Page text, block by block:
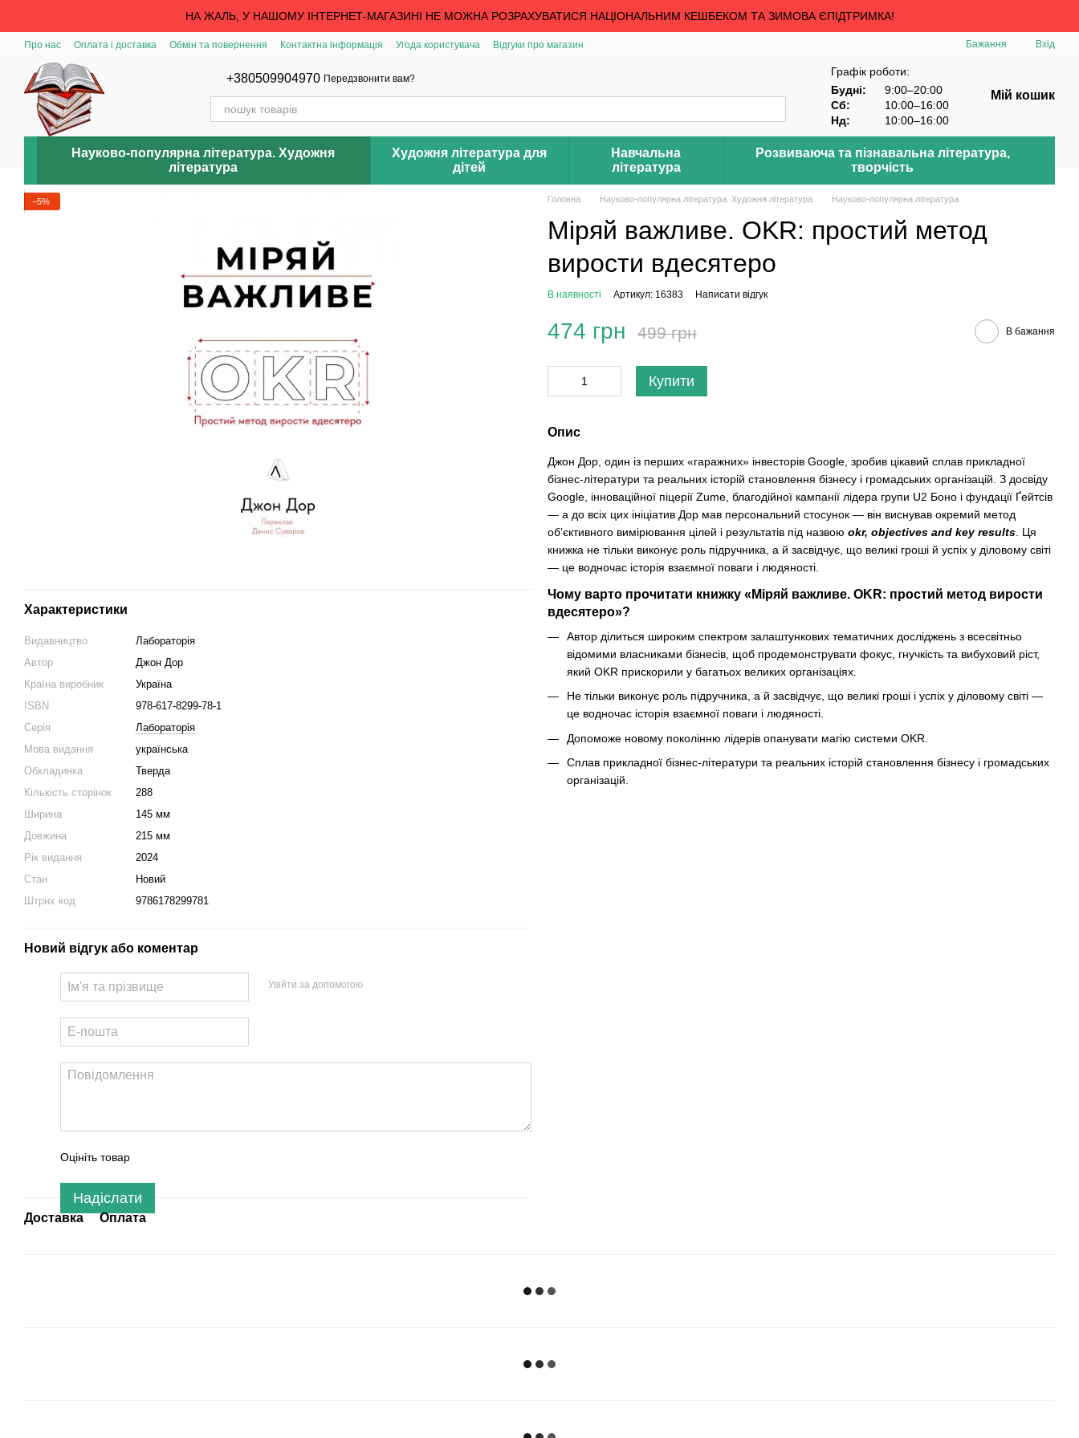
НА ЖАЛЬ, У НАШОМУ ІНТЕРНЕТ-МАГАЗИНІ НЕ МОЖНА РОЗРАХУВАТИСЯ НАЦІОНАЛЬНИМ КЕШБЕКОМ ТА ЗИМОВА ЄПІДТРИМКА!
Про нас Оплата і доставка Обмін та повернення Контактна інформація Угода користувача Відгуки про магазин Бажання Вхід
+380509904970 Передзвонити вам?
Графік роботи:
Будні:
9:00–20:00
Сб:
10:00–16:00
Нд:
10:00–16:00
Мій кошик
Науково-популярна література. Художня
література
Художня література для
дітей
Навчальна
література
Розвиваюча та пізнавальна література,
творчість
−5%
Характеристики
Видавництво
Лабораторія
Автор
Джон Дор
Країна виробник
Україна
ISBN
978-617-8299-78-1
Серія
Лабораторія
Мова видання
українська
Обкладинка
Тверда
Кількість сторінок
288
Ширина
145 мм
Довжина
215 мм
Рік видання
2024
Стан
Новий
Штрих код
9786178299781
Новий відгук або коментар
Увійти за допомогою
Оцініть товар
Надіслати
Доставка Оплата
Головна Науково-популярна література. Художня література Науково-популярна література
Міряй важливе. OKR: простий метод
вирости вдесятеро
В наявності Артикул: 16383 Написати відгук
474 грн 499 грн В бажання
Купити
Опис
Джон Дор, один із перших «гаражних» інвесторів Google, зробив цікавий сплав прикладної
бізнес-літератури та реальних історій становлення бізнесу і громадських організацій. З досвіду
Google, інноваційної піцерії Zume, благодійної кампанії лідера групи U2 Боно і фундації Ґейтсів
— а до всіх цих ініціатив Дор мав персональний стосунок — він виснував окремий метод
об’єктивного вимірювання цілей і результатів під назвою okr, objectives and key results . Ця
книжка не тільки виконує роль підручника, а й засвідчує, що великі гроші й успіх у діловому світі
— це водночас історія взаємної поваги і людяності.
Чому варто прочитати книжку «Міряй важливе. OKR: простий метод вирости
вдесятеро»?
Автор ділиться широким спектром залаштункових тематичних досліджень з всесвітньо
відомими власниками бізнесів, щоб продемонструвати фокус, гнучкість та вибуховий ріст,
який OKR прискорили у багатьох великих організаціях.
Не тільки виконує роль підручника, а й засвідчує, що великі гроші і успіх у діловому світі —
це водночас історія взаємної поваги і людяності.
Допоможе новому поколінню лідерів опанувати магію системи OKR.
Сплав прикладної бізнес-літератури та реальних історій становлення бізнесу і громадських
організацій.